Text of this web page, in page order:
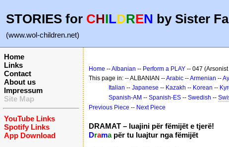
STORIES for CHILDREN by Sister
(www.wol-children.net)
Home
Links
Contact
About us
Impressum
Site Map
YouTube Links
Spotify Links
App Download
Home --Albanian -- Perform a PLAY -- 047
This page in: -- ALBANIAN --Arabic --Armenian --
Italian -- Japanese -- Kazakh -- Korean --
Spanish-AM -- Spanish-ES -- Swedish --
Previous Piece -- Next Piece
DRAMAT – luajini për fëmijët e tjerë!
Dramapër tu luajtur nga fëmijët